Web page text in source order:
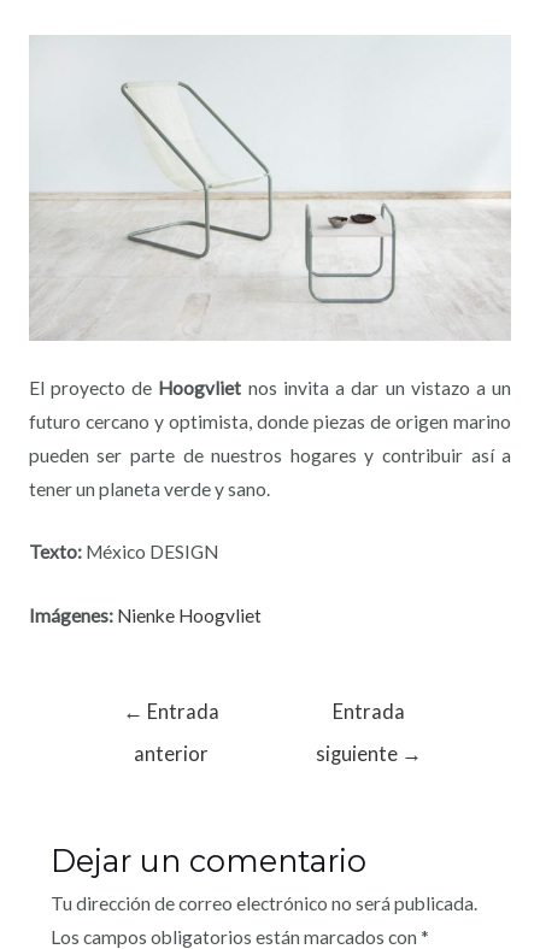
El proyecto de Hoogvliet nos invita a dar un vistazo a un
futuro cercano y optimista, donde piezas de origen marino
pueden ser parte de nuestros hogares y contribuir así a
tener un planeta verde y sano.
Texto:México DESIGN
Imágenes: Nienke Hoogvliet
← Entrada
anterior
Entrada
siguiente →
Dejar un comentario
Tu dirección de correo electrónico no será publicada.
Los campos obligatorios están marcados con *